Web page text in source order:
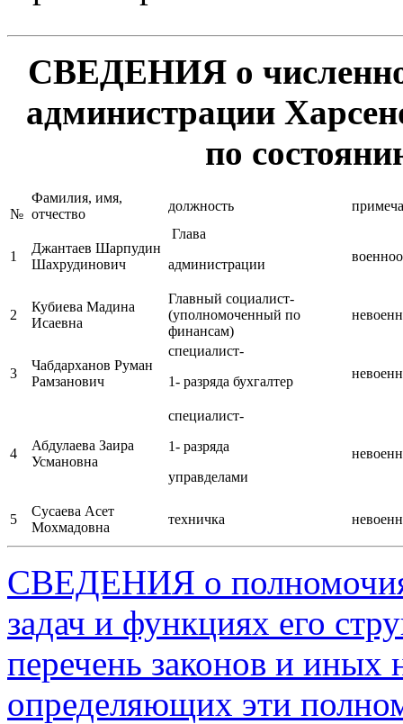
СВЕДЕНИЯ о
администрации
по
№
Фамилия, имя,
отчество
должность
1
Джантаев Шарпудин
Шахрудинович
Глава
администрации
2
Кубиева Мадина
Исаевна
Главный социалист-
(уполномоченный по
финансам)
3
Чабдарханов Руман
Рамзанович
специалист-
1- разряда бухгалтер
4
Абдулаева Заира
Усмановна
специалист-
1- разряда
управделами
5
Сусаева Асет
Мохмадовна
техничка
СВЕДЕНИЯ о
задач и функциях его
перечень законов и иных
определяющих эти